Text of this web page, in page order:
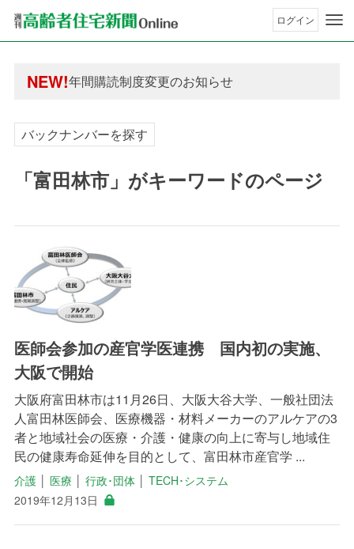
ログイン
NEW!
年間購読制度変更のお知らせ
年間購読制度変更のお知らせ
バックナンバーを探す
「富田林市」がキーワードのページ
医師会参加の産官学医連携 国内初の実施、
大阪で開始
大阪府富田林市は11月26日、大阪大谷大学、一般社団法
人富田林医師会、医療機器・材料メーカーのアルケアの3
者と地域社会の医療・介護・健康の向上に寄与し地域住
民の健康寿命延伸を目的として、富田林市産官学 ...
介護│ 医療 │ 行政･団体│ TECH･システム
2019年12月13日